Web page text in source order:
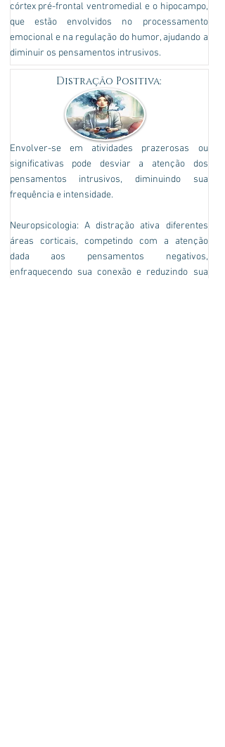
córtex pré-frontal ventromedial e o hipocampo,
que estão envolvidos no processamento
emocional e na regulação do humor, ajudando a
diminuir os pensamentos intrusivos.
Distração Positiva:
Envolver-se em atividades prazerosas ou
significativas pode desviar a atenção dos
pensamentos intrusivos, diminuindo sua
frequência e intensidade.
Neuropsicologia: A distração ativa diferentes
áreas corticais, competindo com a atenção
dada aos pensamentos negativos,
enfraquecendo sua conexão e reduzindo sua